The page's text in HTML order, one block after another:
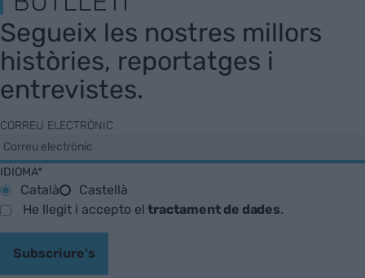
Segueix les nostres millors
històries, reportatges i
entrevistes.
CORREU ELECTRÒNIC
IDIOMA*
Català
Castellà
He llegit i accepto eltractament de dades.
Subscriure's